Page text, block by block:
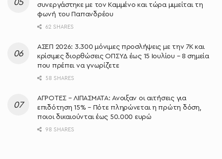
συνεργάστηκε με τον Καμμένο και τώρα μιμείται τη
φωνή του Παπανδρέου
62 SHARES
ΑΣΕΠ 2026: 3.300 μόνιμες προσλήψεις με την 7Κ και
κρίσιμες διορθώσεις ΟΠΣΥΔ έως 15 Ιουλίου – 8 σημεία
που πρέπει να γνωρίζετε
58 SHARES
ΑΓΡΟΤΕΣ – ΛΙΠΑΣΜΑΤΑ: Άνοιξαν οι αιτήσεις για
επιδότηση 15% – Πότε πληρώνεται η πρώτη δόση,
ποιοι δικαιούνται έως 50.000 ευρώ
98 SHARES